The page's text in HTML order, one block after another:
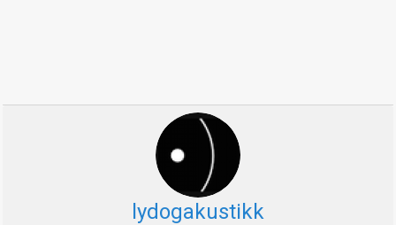
lydogakustikk